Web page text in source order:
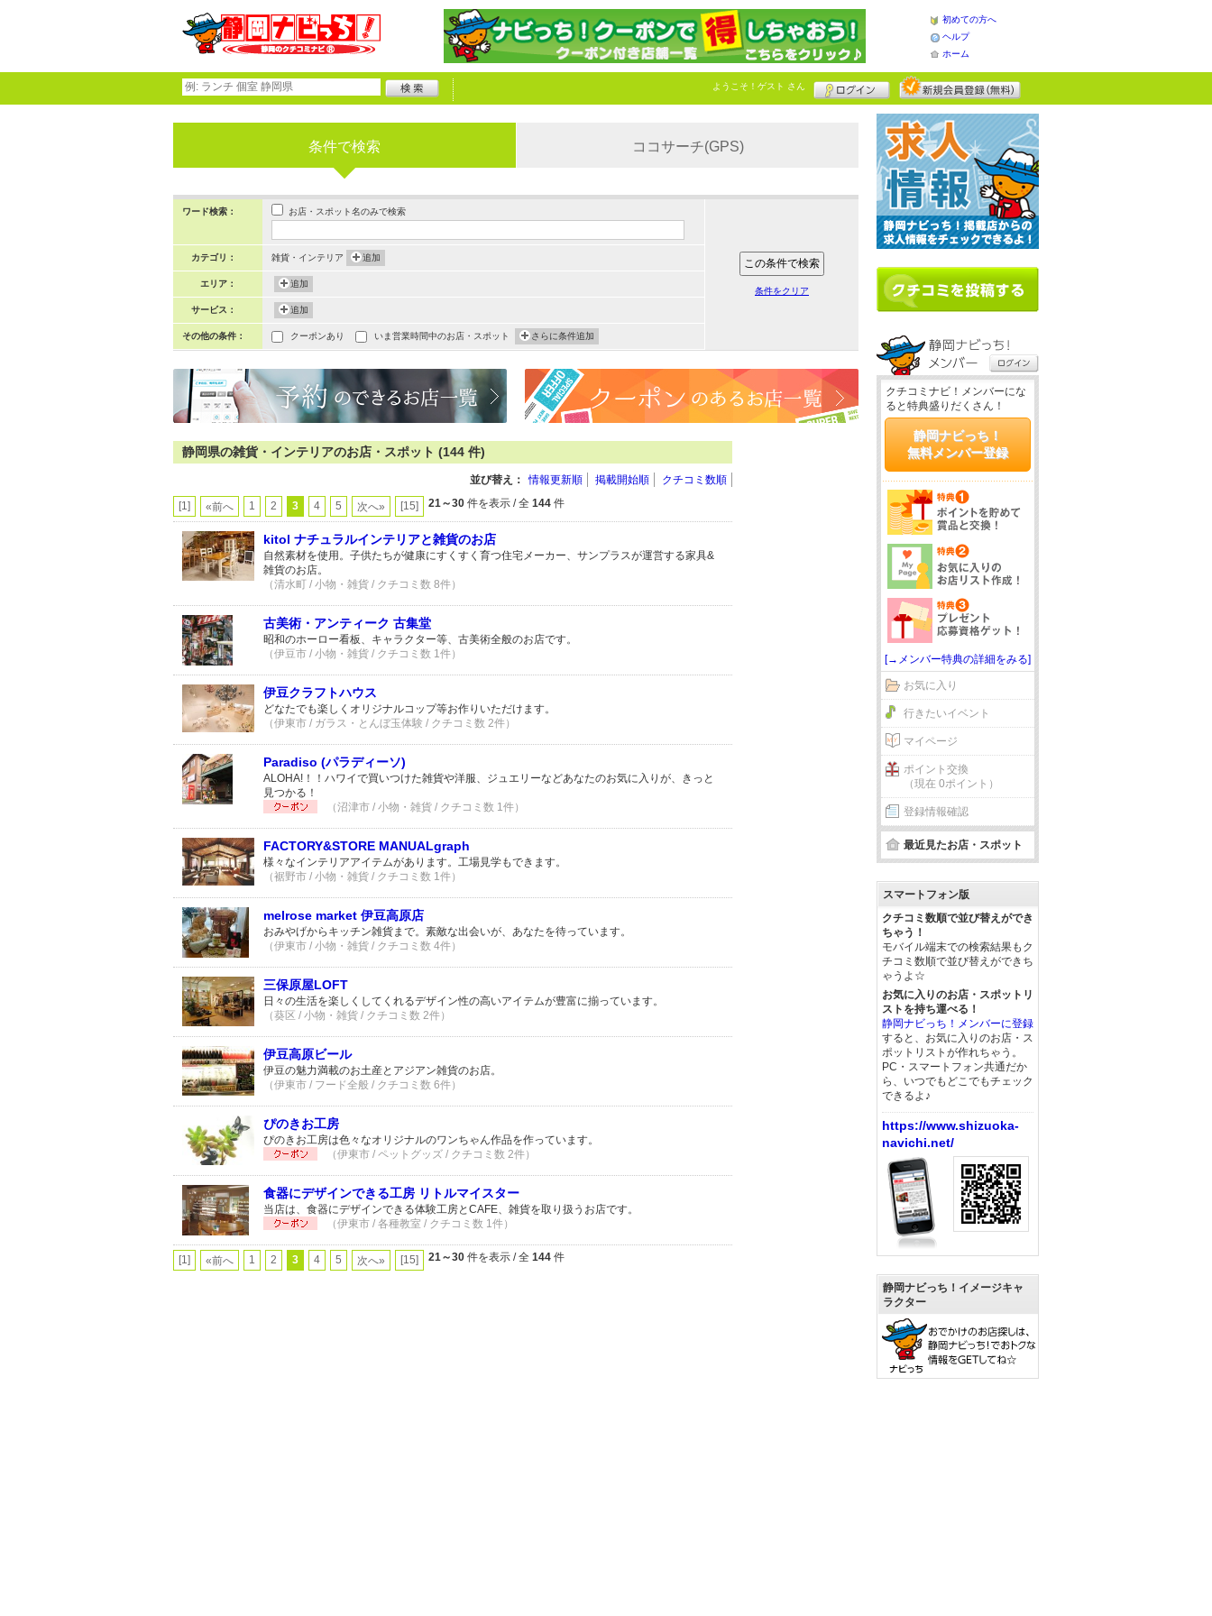
初めての方へ
ヘルプ
ホーム
ようこそ！ ゲスト さん
条件で検索 ココサーチ(GPS)
ワード検索： お店・スポット名のみで検索
カテゴリ： 雑貨・インテリア 追加
エリア： 追加
サービス： 追加
その他の条件： クーポンあり いま営業時間中のお店・スポット さらに条件追加
条件をクリア
静岡県の雑貨・インテリアのお店・スポット (144 件)
並び替え： 情報更新順 掲載開始順 クチコミ数順
[1] «前へ 1 2 3 4 5 次へ» [15] 21～30 件を表示 / 全 144 件
kitol ナチュラルインテリアと雑貨のお店
自然素材を使用。子供たちが健康にすくすく育つ住宅メーカー、サンプラスが運営する家具&
雑貨のお店。
（清水町 / 小物・雑貨 / クチコミ数 8件）
古美術・アンティーク 古集堂
昭和のホーロー看板、キャラクター等、古美術全般のお店です。
（伊豆市 / 小物・雑貨 / クチコミ数 1件）
伊豆クラフトハウス
どなたでも楽しくオリジナルコップ等お作りいただけます。
（伊東市 / ガラス・とんぼ玉体験 / クチコミ数 2件）
Paradiso (パラディーソ)
ALOHA!！！ハワイで買いつけた雑貨や洋服、ジュエリーなどあなたのお気に入りが、きっと
見つかる！
（沼津市 / 小物・雑貨 / クチコミ数 1件）
FACTORY&STORE MANUALgraph
様々なインテリアアイテムがあります。工場見学もできます。
（裾野市 / 小物・雑貨 / クチコミ数 1件）
melrose market 伊豆高原店
おみやげからキッチン雑貨まで。素敵な出会いが、あなたを待っています。
（伊東市 / 小物・雑貨 / クチコミ数 4件）
三保原屋LOFT
日々の生活を楽しくしてくれるデザイン性の高いアイテムが豊富に揃っています。
（葵区 / 小物・雑貨 / クチコミ数 2件）
伊豆高原ビール
伊豆の魅力満載のお土産とアジアン雑貨のお店。
（伊東市 / フード全般 / クチコミ数 6件）
ぴのきお工房
ぴのきお工房は色々なオリジナルのワンちゃん作品を作っています。
（伊東市 / ペットグッズ / クチコミ数 2件）
食器にデザインできる工房 リトルマイスター
当店は、食器にデザインできる体験工房とCAFE、雑貨を取り扱うお店です。
（伊東市 / 各種教室 / クチコミ数 1件）
[1] «前へ 1 2 3 4 5 次へ» [15] 21～30 件を表示 / 全 144 件
クチコミナビ！メンバーにな
ると特典盛りだくさん！
静岡ナビっち！
無料メンバー登録
[→メンバー特典の詳細をみる]
お気に入り
行きたいイベント
マイページ
ポイント交換
（現在 0ポイント）
登録情報確認
最近見たお店・スポット
スマートフォン版
クチコミ数順で並び替えができ
ちゃう！
モバイル端末での検索結果もク
チコミ数順で並び替えができち
ゃうよ☆
お気に入りのお店・スポットリ
ストを持ち運べる！
静岡ナビっち！メンバーに登録
すると、お気に入りのお店・ス
ポットリストが作れちゃう。
PC・スマートフォン共通だか
ら、いつでもどこでもチェック
できるよ♪
https://www.shizuoka-
navichi.net/
静岡ナビっち！イメージキャ
ラクター